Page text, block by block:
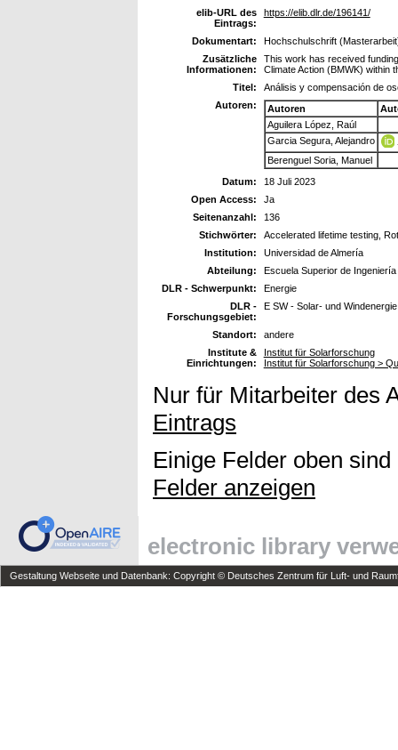
elib-URL des
Eintrags:
https://elib.dlr.de/196141/
Dokumentart:
Hochschulschrift
Zusätzliche
Informationen:
This work has received
Climate Action (BMWK) within
Titel:
Análisis y compensación de
Autoren:
Autoren
Aguilera López, Raúl
Garcia Segura, Alejandro
Berenguel Soria, Manuel
Datum:
18 Juli 2023
Open Access:
Ja
Seitenanzahl:
136
Stichwörter:
Accelerated lifetime testing,
Institution:
Universidad de Almería
Abteilung:
Escuela Superior de Ingeniería
DLR - Schwerpunkt:
Energie
DLR -
Forschungsgebiet:
E SW - Solar- und Windenergie
Standort:
andere
Institute &
Einrichtungen:
Institut für Solarforschung
Institut für Solarforschung >
Nur für Mitarbeiter des
Eintrags
Einige Felder oben
Felder anzeigen
electronic library
Gestaltung Webseite und Datenbank: Copyright © Deutsches Zentrum für Luft- und